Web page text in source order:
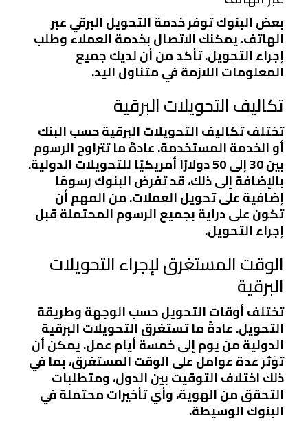
بعض البنوك توفر خدمة التحويل البرقي عبر
الهاتف. يمكنك الاتصال بخدمة العملاء وطلب
إجراء التحويل. تأكد من أن لديك جميع
المعلومات اللازمة في متناول اليد.
تكاليف التحويلات البرقية
تختلف تكاليف التحويلات البرقية حسب البنك
أو الخدمة المستخدمة. عادةً ما تتراوح الرسوم
بين 30 إلى 50 دولارًا أمريكيًا للتحويلات الدولية.
بالإضافة إلى ذلك، قد تفرض البنوك رسومًا
إضافية على تحويل العملات. من المهم أن
تكون على دراية بجميع الرسوم المحتملة قبل
إجراء التحويل.
الوقت المستغرق لإجراء التحويلات
البرقية
تختلف أوقات التحويل حسب الوجهة وطريقة
التحويل. عادةً ما تستغرق التحويلات البرقية
الدولية من يوم إلى خمسة أيام عمل. يمكن أن
تؤثر عدة عوامل على الوقت المستغرق، بما في
ذلك اختلاف التوقيت بين الدول، ومتطلبات
التحقق من الهوية، وأي تأخيرات محتملة في
البنوك الوسيطة.